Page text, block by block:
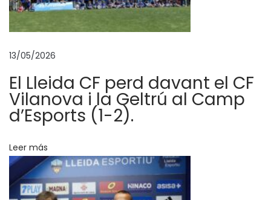
o
n
a
k
e
o
i
J
ã
13/05/2026
El Lleida CF perd davant el CF
Vilanova i la Geltrú al Camp
d’Esports (1-2).
Leer más